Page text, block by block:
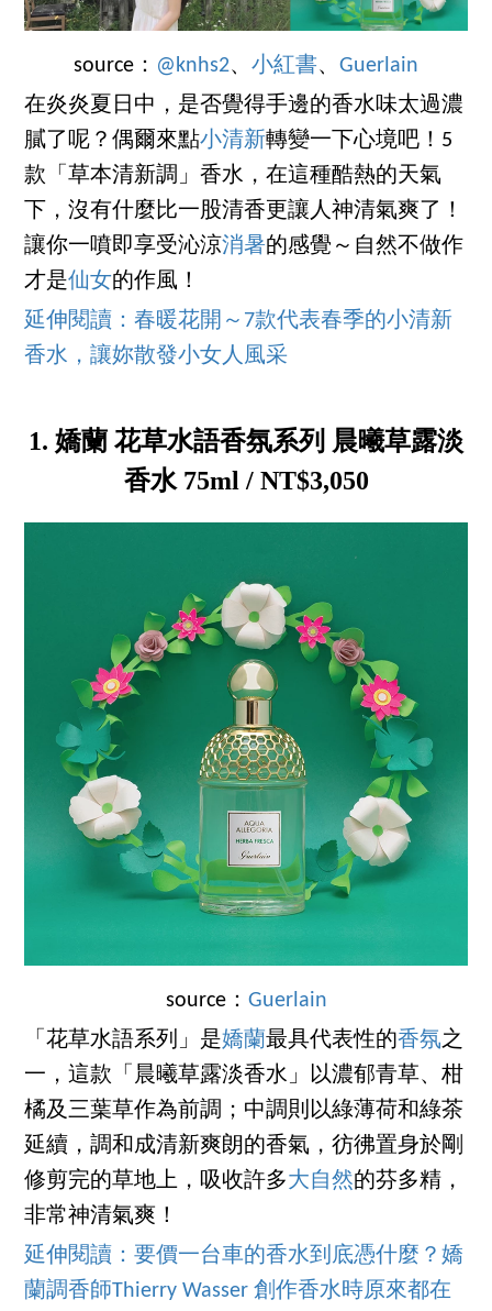
source： @knhs2、 小紅書、 Guerlain
在炎炎夏日中，是否覺得手邊的香水味太過濃
膩了呢？偶爾來點小清新轉變一下心境吧！5
款「草本清新調」香水，在這種酷熱的天氣
下，沒有什麼比一股清香更讓人神清氣爽了！
讓你一噴即享受沁涼消暑的感覺～自然不做作
才是仙女的作風！
延伸閱讀：春暖花開～7款代表春季的小清新
香水，讓妳散發小女人風采
1. 嬌蘭 花草水語香氛系列 晨曦草露淡
香水 75ml / NT$3,050
source： Guerlain
「花草水語系列」是嬌蘭最具代表性的香氛之
一，這款「晨曦草露淡香水」以濃郁青草、柑
橘及三葉草作為前調；中調則以綠薄荷和綠茶
延續，調和成清新爽朗的香氣，彷彿置身於剛
修剪完的草地上，吸收許多大自然的芬多精，
非常神清氣爽！
延伸閱讀：要價一台車的香水到底憑什麼？嬌
蘭調香師Thierry Wasser 創作香水時原來都在